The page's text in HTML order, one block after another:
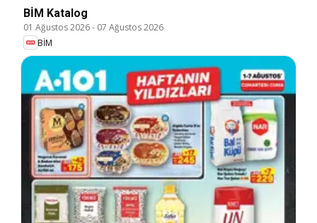
BİM Katalog
01 Ağustos 2026- 07 Ağustos 2026
BİM